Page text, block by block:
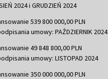
2024 i GRUDZIEŃ 2024
539 800 000,00 PLN
umowy: PAŹDZIERNIK 2024
49 848 800,00 PLN
umowy: LISTOPAD 2024
350 000 000,00 PLN